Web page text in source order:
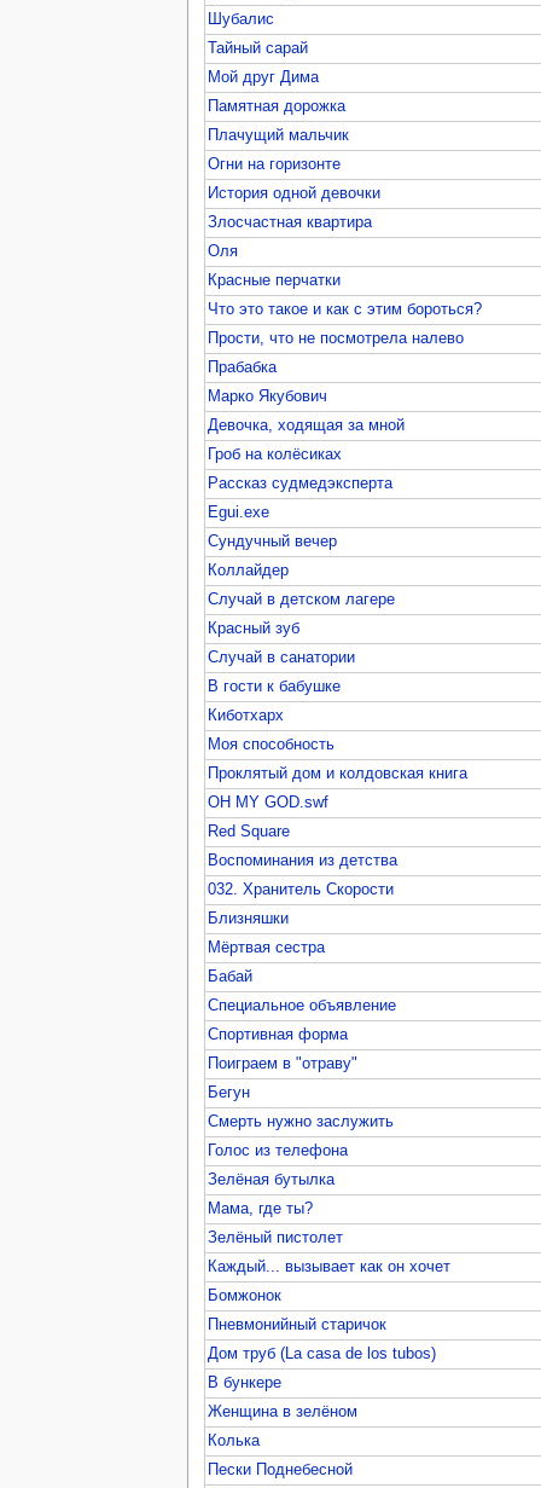
Шубалис
Тайный сарай
Мой друг Дима
Памятная дорожка
Плачущий мальчик
Огни на горизонте
История одной девочки
Злосчастная квартира
Оля
Красные перчатки
Что это такое и как с этим бороться?
Прости, что не посмотрела налево
Прабабка
Марко Якубович
Девочка, ходящая за мной
Гроб на колёсиках
Рассказ судмедэксперта
Egui.exe
Сундучный вечер
Коллайдер
Случай в детском лагере
Красный зуб
Случай в санатории
В гости к бабушке
Киботхарх
Моя способность
Проклятый дом и колдовская книга
OH MY GOD.swf
Red Square
Воспоминания из детства
032. Хранитель Скорости
Близняшки
Мёртвая сестра
Бабай
Специальное объявление
Спортивная форма
Поиграем в "отраву"
Бегун
Смерть нужно заслужить
Голос из телефона
Зелёная бутылка
Мама, где ты?
Зелёный пистолет
Каждый... вызывает как он хочет
Бомжонок
Пневмонийный старичок
Дом труб (La casa de los tubos)
В бункере
Женщина в зелёном
Колька
Пески Поднебесной